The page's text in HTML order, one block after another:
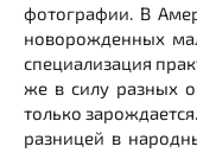
фотографии. В
новорожденных
специализация
же в силу разных
только
разницей в